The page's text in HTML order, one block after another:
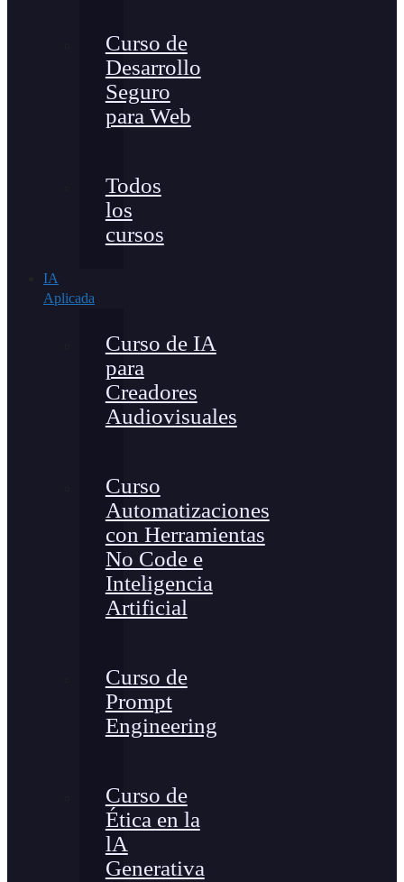
Curso de
Desarrollo
Seguro
para Web
Todos
los
cursos
IA
Aplicada
Curso de IA
para
Creadores
Audiovisuales
Curso
Automatizaciones
con Herramientas
No Code e
Inteligencia
Artificial
Curso de
Prompt
Engineering
Curso de
Ética en la
lA
Generativa